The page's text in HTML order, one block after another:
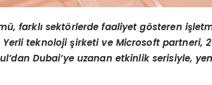
farklı sektörlerde faaliyet gösteren i
teknoloji şirketi ve Microsoft partneri,
Dubai’ye uzanan etkinlik serisiyle,